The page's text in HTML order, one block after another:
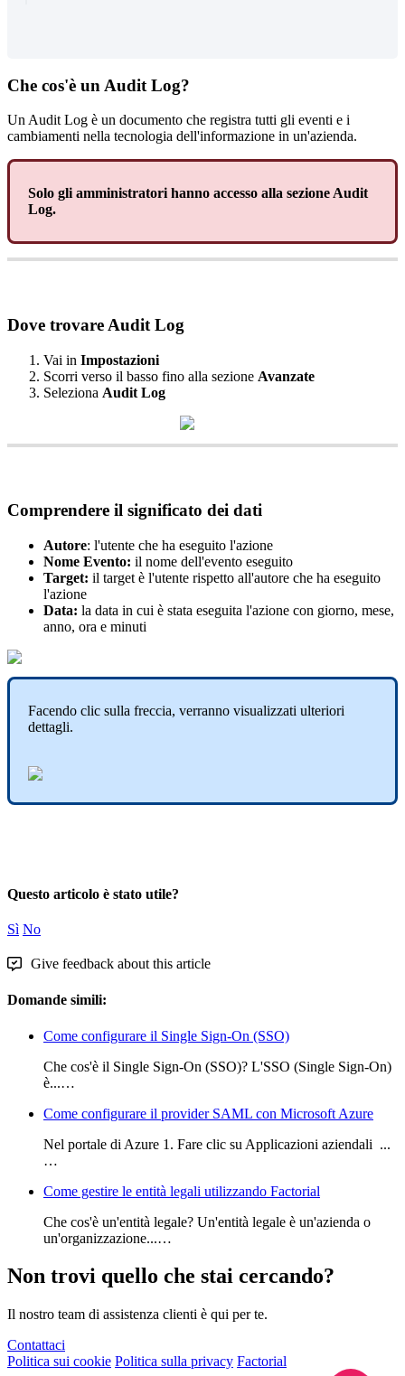
Che cos'è un Audit Log?
Un Audit Log è un documento che registra tutti gli eventi e i
cambiamenti nella tecnologia dell'informazione in un'azienda.
Solo gli amministratori hanno accesso alla sezione Audit
Log.
Dove trovare Audit Log
Vai in Impostazioni
Scorri verso il basso fino alla sezione Avanzate
Seleziona Audit Log
Comprendere il significato dei dati
Autore: l'utente che ha eseguito l'azione
Nome Evento: il nome dell'evento eseguito
Target: il target è l'utente rispetto all'autore che ha eseguito
l'azione
Data: la data in cui è stata eseguita l'azione con giorno, mese,
anno, ora e minuti
Facendo clic sulla freccia, verranno visualizzati ulteriori
dettagli.
Questo articolo è stato utile?
Sì No
Give feedback about this article
Domande simili:
Come configurare il Single Sign-On (SSO)
Che cos'è il Single Sign-On (SSO)? L'SSO (Single Sign-On)
è...…
Come configurare il provider SAML con Microsoft Azure
Nel portale di Azure 1. Fare clic su Applicazioni aziendali ...
…
Come gestire le entità legali utilizzando Factorial
Che cos'è un'entità legale? Un'entità legale è un'azienda o
un'organizzazione...…
Non trovi quello che stai cercando?
Il nostro team di assistenza clienti è qui per te.
Contattaci
Politica sui cookie Politica sulla privacy Factorial